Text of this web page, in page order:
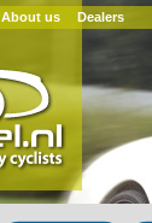
About us Dealers